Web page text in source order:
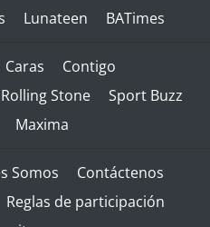
Lunateen BATimes
Caras
Contigo
Rolling Stone
Sport Buzz
Maxima
Somos
Contáctenos
Reglas de participación